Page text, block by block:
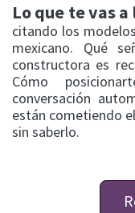
Lo que te vas
citando los
mexicano. Qué
constructora es
Cómo
conversación
están cometiendo
sin saberlo.